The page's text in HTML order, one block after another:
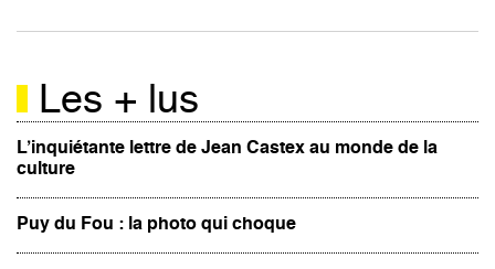
Les + lus
L’inquiétante lettre de Jean Castex au monde de la
culture
Puy du Fou : la photo qui choque